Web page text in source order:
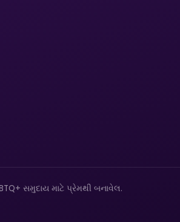
સમુદાય માટે પ્રેમથી બનાવેલ.